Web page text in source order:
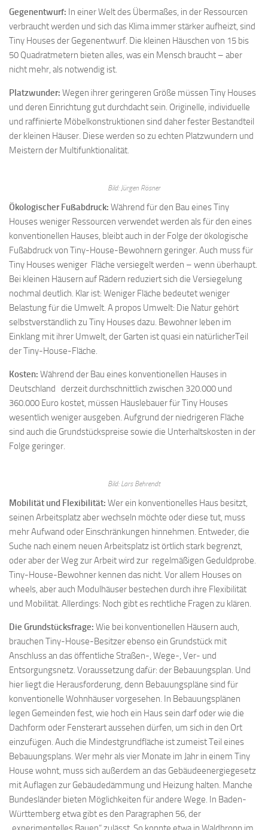
Gegenentwurf: In einer Welt des Übermaßes, in der Ressourcen
verbraucht werden und sich das Klima immer stärker aufheizt, sind
Tiny Houses der Gegenentwurf. Die kleinen Häuschen von 15 bis
50 Quadratmetern bieten alles, was ein Mensch braucht – aber
nicht mehr, als notwendig ist.
Platzwunder: Wegen ihrer geringeren Größe müssen Tiny Houses
und deren Einrichtung gut durchdacht sein. Originelle, individuelle
und raffinierte Möbelkonstruktionen sind daher fester Bestandteil
der kleinen Häuser. Diese werden so zu echten Platzwundern und
Meistern der Multifunktionalität.
Bild: Jürgen Rösner
Ökologischer Fußabdruck: Während für den Bau eines Tiny
Houses weniger Ressourcen verwendet werden als für den eines
konventionellen Hauses, bleibt auch in der Folge der ökologische
Fußabdruck von Tiny-House-Bewohnern geringer. Auch muss für
Tiny Houses weniger Fläche versiegelt werden – wenn überhaupt.
Bei kleinen Häusern auf Rädern reduziert sich die Versiegelung
nochmal deutlich. Klar ist: Weniger Fläche bedeutet weniger
Belastung für die Umwelt. A propos Umwelt: Die Natur gehört
selbstverständlich zu Tiny Houses dazu. Bewohner leben im
Einklang mit ihrer Umwelt, der Garten ist quasi ein natürlicherTeil
der Tiny-House-Fläche.
Kosten: Während der Bau eines konventionellen Hauses in
Deutschland derzeit durchschnittlich zwischen 320.000 und
360.000 Euro kostet, müssen Häuslebauer für Tiny Houses
wesentlich weniger ausgeben. Aufgrund der niedrigeren Fläche
sind auch die Grundstückspreise sowie die Unterhaltskosten in der
Folge geringer.
Bild: Lars Behrendt
Mobilität und Flexibilität: Wer ein konventionelles Haus besitzt,
seinen Arbeitsplatz aber wechseln möchte oder diese tut, muss
mehr Aufwand oder Einschränkungen hinnehmen. Entweder, die
Suche nach einem neuen Arbeitsplatz ist örtlich stark begrenzt,
oder aber der Weg zur Arbeit wird zur regelmäßigen Geduldprobe.
Tiny-House-Bewohner kennen das nicht. Vor allem Houses on
wheels, aber auch Modulhäuser bestechen durch ihre Flexibilität
und Mobilität. Allerdings: Noch gibt es rechtliche Fragen zu klären.
Die Grundstücksfrage: Wie bei konventionellen Häusern auch,
brauchen Tiny-House-Besitzer ebenso ein Grundstück mit
Anschluss an das öffentliche Straßen-, Wege-, Ver- und
Entsorgungsnetz. Voraussetzung dafür: der Bebauungsplan. Und
hier liegt die Herausforderung, denn Bebauungspläne sind für
konventionelle Wohnhäuser vorgesehen. In Bebauungsplänen
legen Gemeinden fest, wie hoch ein Haus sein darf oder wie die
Dachform oder Fensterart aussehen dürfen, um sich in den Ort
einzufügen. Auch die Mindestgrundfläche ist zumeist Teil eines
Bebauungsplans. Wer mehr als vier Monate im Jahr in einem Tiny
House wohnt, muss sich außerdem an das Gebäudeenergiegesetz
mit Auflagen zur Gebäudedämmung und Heizung halten. Manche
Bundesländer bieten Möglichkeiten für andere Wege. In Baden-
Württemberg etwa gibt es den Paragraphen 56, der